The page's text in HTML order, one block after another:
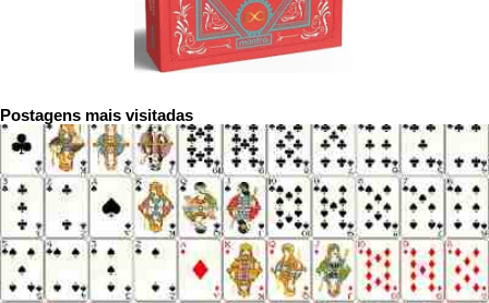
Postagens mais visitadas